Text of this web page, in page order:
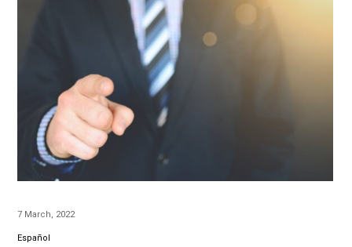
7 March, 2022
Español